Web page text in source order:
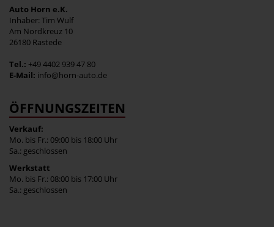
Auto Horn e.K.
Inhaber: Tim Wulf
Am Nordkreuz 10
26180 Rastede
Tel.: +49 4402 939 47 80
E-Mail: info@horn-auto.de
ÖFFNUNGSZEITEN
Verkauf:
Mo. bis Fr.: 09:00 bis 18:00 Uhr
Sa.: geschlossen
Werkstatt
Mo. bis Fr.: 08:00 bis 17:00 Uhr
Sa.: geschlossen